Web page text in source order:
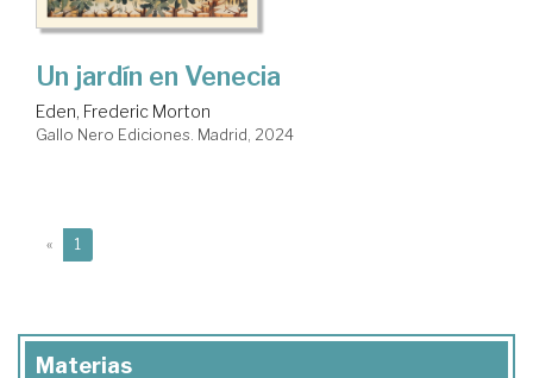
Un jardín en Venecia
Eden, Frederic Morton
Gallo Nero Ediciones. Madrid, 2024
« 1
Materias